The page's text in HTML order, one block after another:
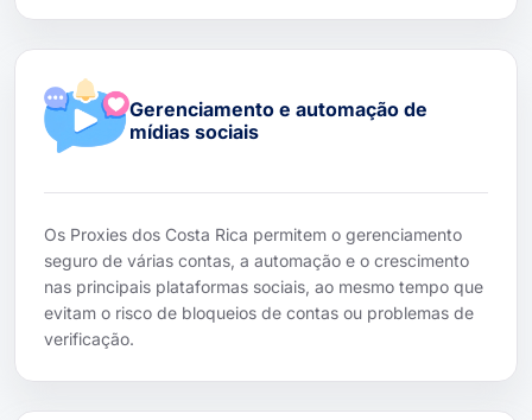
Gerenciamento e automação de
mídias sociais
Os Proxies dos Costa Rica permitem o gerenciamento
seguro de várias contas, a automação e o crescimento
nas principais plataformas sociais, ao mesmo tempo que
evitam o risco de bloqueios de contas ou problemas de
verificação.